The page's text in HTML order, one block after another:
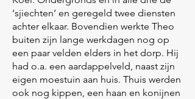
‘sjiechten’ en geregeld twee diensten
achter elkaar. Bovendien werkte Theo
buiten zijn lange werkdagen nog op
een paar velden elders in het dorp. Hij
had o.a. een aardappelveld, naast zijn
eigen moestuin aan huis. Thuis werden
ook nog kippen, een haan en konijnen